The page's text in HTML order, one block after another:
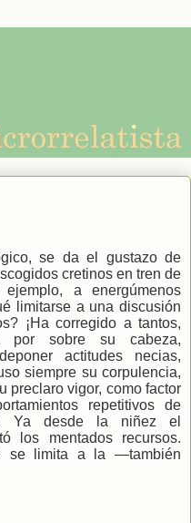
se da el gustazo de
cretinos en tren de
a energúmenos
limitarse a una discusión
¡Ha corregido a tantos,
por sobre su cabeza,
actitudes necias,
siempre su corpulencia,
preclaro vigor, como factor
repetitivos de
Ya desde la niñez el
los mentados recursos.
se limita a la —también